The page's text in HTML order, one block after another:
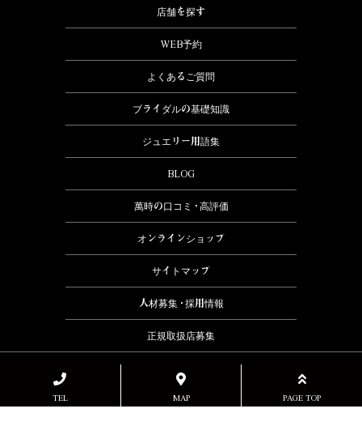
店舗を探す
WEB予約
よくあるご質問
ブライダルの基礎知識
ジュエリー用語集
BLOG
萬時の口コミ・高評価
オンラインショップ
サイトマップ
人材募集・採用情報
正規取扱店募集
TEL MAP PAGE TOP